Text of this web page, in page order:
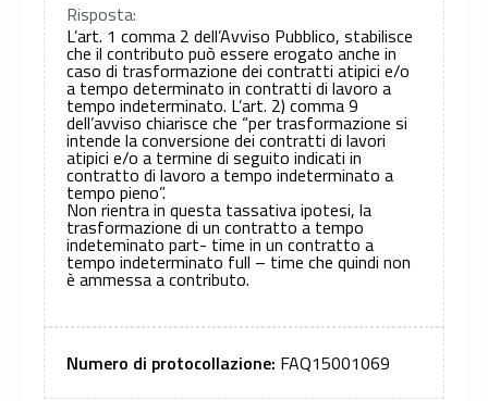
Risposta:
L’art. 1 comma 2 dell’Avviso Pubblico, stabilisce
che il contributo può essere erogato anche in
caso di trasformazione dei contratti atipici e/o
a tempo determinato in contratti di lavoro a
tempo indeterminato. L’art. 2) comma 9
dell’avviso chiarisce che “per trasformazione si
intende la conversione dei contratti di lavori
atipici e/o a termine di seguito indicati in
contratto di lavoro a tempo indeterminato a
tempo pieno”.
Non rientra in questa tassativa ipotesi, la
trasformazione di un contratto a tempo
indeteminato part- time in un contratto a
tempo indeterminato full – time che quindi non
è ammessa a contributo.
Numero di protocollazione: FAQ15001069